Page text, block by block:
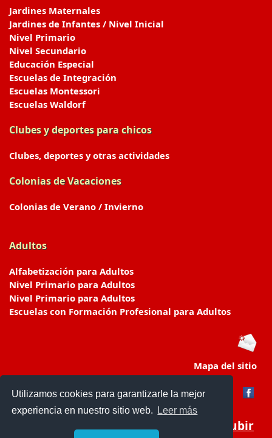
Utilizamos cookies para garantizarle la mejor
experiencia en nuestro sitio web.
Leer más
Jardines Maternales
Jardines de Infantes / Nivel Inicial
Nivel Primario
Nivel Secundario
Educación Especial
Escuelas de Integración
Escuelas Montessori
Escuelas Waldorf
Clubes y deportes para chicos
Clubes, deportes y otras actividades
Colonias de Vacaciones
Colonias de Verano / Invierno
Adultos
Alfabetización para Adultos
Nivel Primario para Adultos
Nivel Primario para Adultos
Escuelas con Formación Profesional para Adultos
Mapa del sitio
Subir